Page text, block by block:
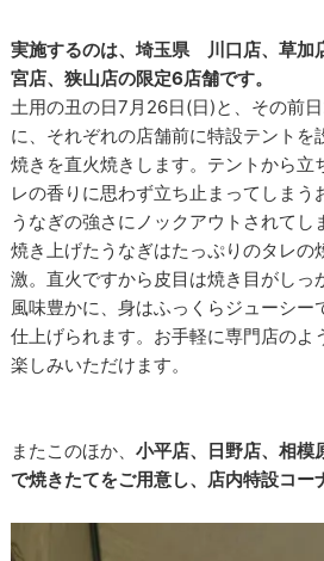
実施するのは、埼玉県 川口店、草加
宮店、狭山店の限定6店舗です。
土用の丑の日7月26日(日)と、その前
に、それぞれの店舗前に特設テントを
焼きを直火焼きします。テントから立
レの香りに思わず立ち止まってしまう
うなぎの強さにノックアウトされてし
焼き上げたうなぎはたっぷりのタレの
激。直火ですから皮目は焼き目がしっ
風味豊かに、身はふっくらジューシー
仕上げられます。お手軽に専門店のよ
楽しみいただけます。
またこのほか、小平店、日野店、相模
で焼きたてをご用意し、店内特設コー